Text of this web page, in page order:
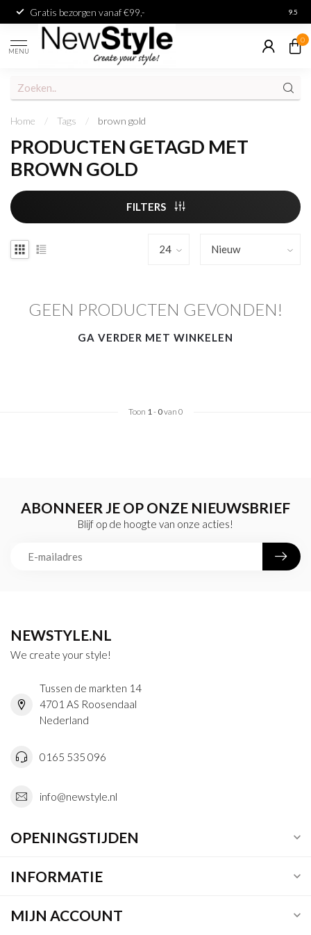
Gratis bezorgen vanaf €99,- 9.5
MENU
0
Home / Tags / brown gold
PRODUCTEN GETAGD MET
BROWN GOLD
FILTERS
GEEN PRODUCTEN GEVONDEN!
GA VERDER MET WINKELEN
Toon 1- 0van 0
ABONNEER JE OP ONZE NIEUWSBRIEF
Blijf op de hoogte van onze acties!
NEWSTYLE.NL
We create your style!
Tussen de markten 14
4701 AS Roosendaal
Nederland
0165 535 096
info@newstyle.nl
OPENINGSTIJDEN
INFORMATIE
MIJN ACCOUNT